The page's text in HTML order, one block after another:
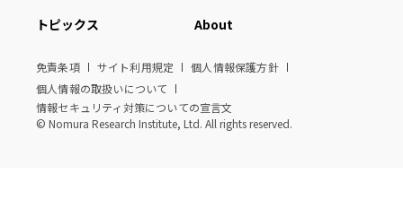
トピックス About
免責条項 サイト利用規定
個人情報保護方針
個人情報の取扱いについて
情報セキュリティ対策についての宣言文
© Nomura Research Institute, Ltd. All rights reserved.